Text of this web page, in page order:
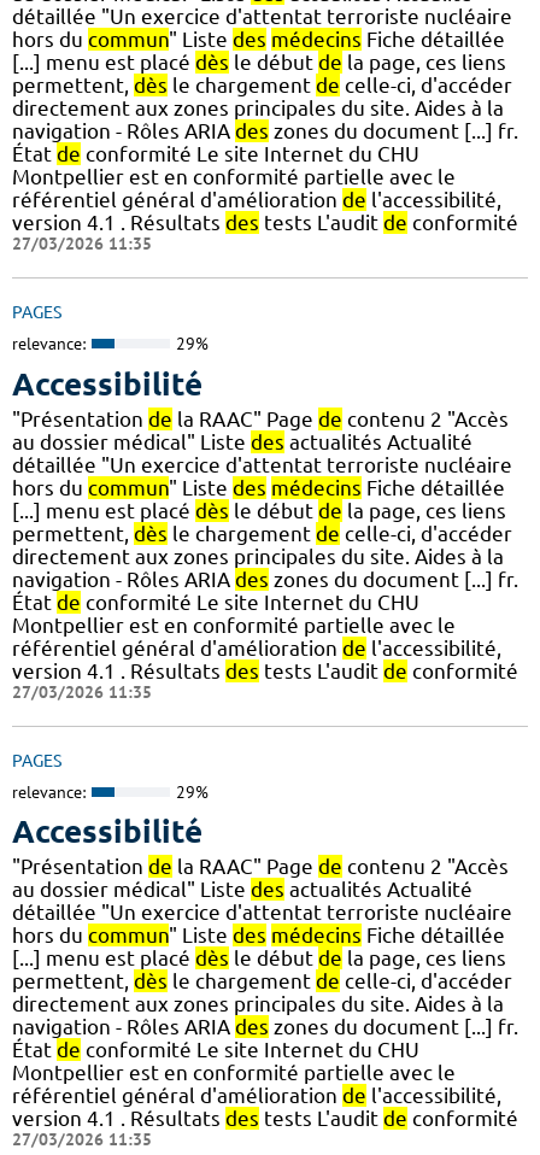
détaillée "Un exercice d'attentat terroriste nucléaire
hors du commun" Liste des médecins Fiche détaillée
[...] menu est placé dès le début de la page, ces liens
permettent, dès le chargement de celle-ci, d'accéder
directement aux zones principales du site. Aides à la
navigation - Rôles ARIA des zones du document [...] fr.
État de conformité Le site Internet du CHU
Montpellier est en conformité partielle avec le
référentiel général d'amélioration de l'accessibilité,
version 4.1 . Résultats des tests L'audit de conformité
27/03/2026 11:35
PAGES
relevance: 29%
Accessibilité
"Présentation de la RAAC" Page de contenu 2 "Accès
au dossier médical" Liste des actualités Actualité
détaillée "Un exercice d'attentat terroriste nucléaire
hors du commun" Liste des médecins Fiche détaillée
[...] menu est placé dès le début de la page, ces liens
permettent, dès le chargement de celle-ci, d'accéder
directement aux zones principales du site. Aides à la
navigation - Rôles ARIA des zones du document [...] fr.
État de conformité Le site Internet du CHU
Montpellier est en conformité partielle avec le
référentiel général d'amélioration de l'accessibilité,
version 4.1 . Résultats des tests L'audit de conformité
27/03/2026 11:35
PAGES
relevance: 29%
Accessibilité
"Présentation de la RAAC" Page de contenu 2 "Accès
au dossier médical" Liste des actualités Actualité
détaillée "Un exercice d'attentat terroriste nucléaire
hors du commun" Liste des médecins Fiche détaillée
[...] menu est placé dès le début de la page, ces liens
permettent, dès le chargement de celle-ci, d'accéder
directement aux zones principales du site. Aides à la
navigation - Rôles ARIA des zones du document [...] fr.
État de conformité Le site Internet du CHU
Montpellier est en conformité partielle avec le
référentiel général d'amélioration de l'accessibilité,
version 4.1 . Résultats des tests L'audit de conformité
27/03/2026 11:35